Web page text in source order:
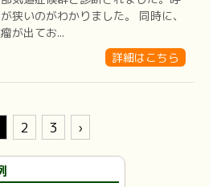
狭いのがわかりました。 同時に、
が出てお...
詳細はこちら
2 3 ›